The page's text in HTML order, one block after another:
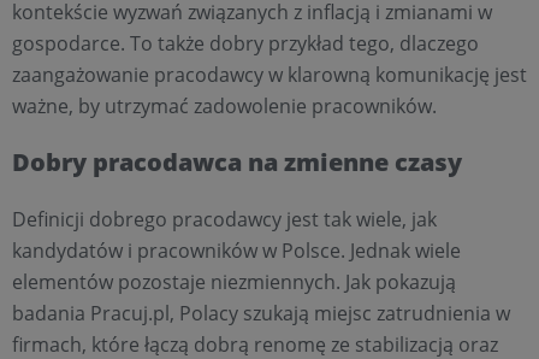
kontekście wyzwań związanych z inflacją i zmianami w
gospodarce. To także dobry przykład tego, dlaczego
zaangażowanie pracodawcy w klarowną komunikację jest
ważne, by utrzymać zadowolenie pracowników.
Dobry pracodawca na zmienne czasy
Definicji dobrego pracodawcy jest tak wiele, jak
kandydatów i pracowników w Polsce. Jednak wiele
elementów pozostaje niezmiennych. Jak pokazują
badania Pracuj.pl, Polacy szukają miejsc zatrudnienia w
firmach, które łączą dobrą renomę ze stabilizacją oraz